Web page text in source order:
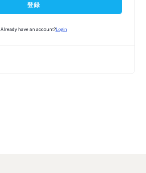
登録
Already have an account?Login